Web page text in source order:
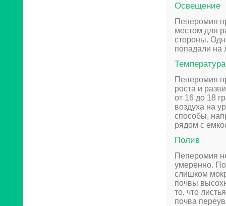
Освещение
Пеперомия
местом для
стороны.
попадали на
Пеперомия
роста и
от 16 до 18
воздуха на
способы,
рядом с
Полив
Пеперомия
умеренно.
слишком
почвы
то, что
почва